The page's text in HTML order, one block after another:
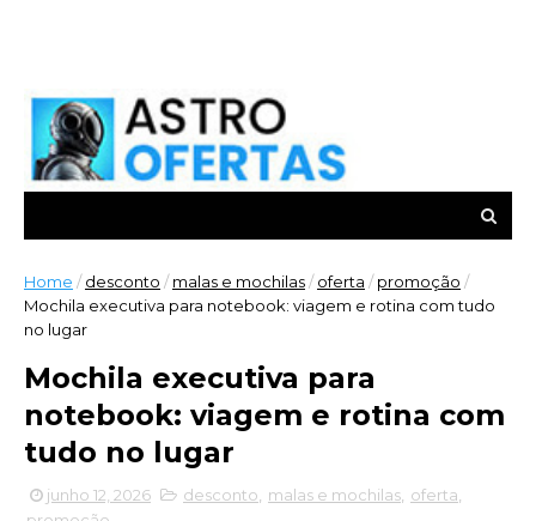
Home / desconto / malas e mochilas/ oferta / promoção /
Mochila executiva para notebook: viagem e rotina com tudo
no lugar
Mochila executiva para
notebook: viagem e rotina com
tudo no lugar
junho 12, 2026 desconto malas e mochilas oferta